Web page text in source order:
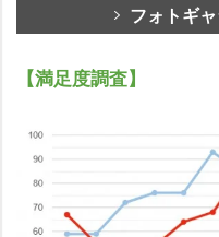
フォトギ
【満足度調査】